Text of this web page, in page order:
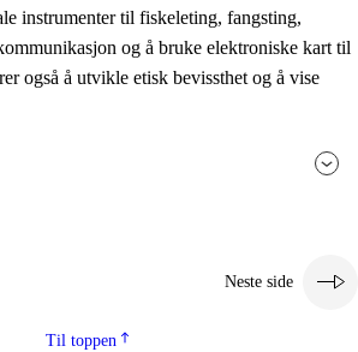
instrumenter til fiskeleting, fangsting,
og å bruke elektroniske kart til
også å utvikle etisk bevissthet og å vise
Neste side
Til toppen